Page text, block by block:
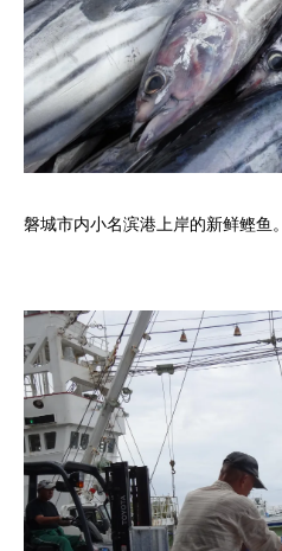
磐城市内小名滨港上岸的新鲜鲣鱼。